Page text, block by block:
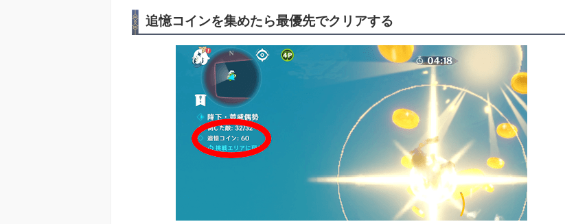
追憶コインを集めたら最優先でクリアする